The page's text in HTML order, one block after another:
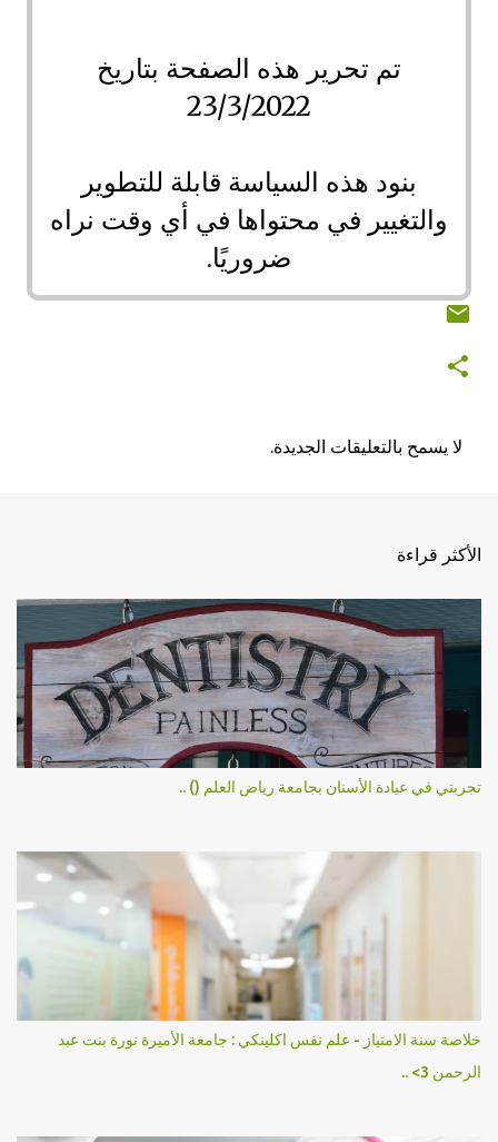
تم تحرير هذه الصفحة بتاريخ
23/3/2022
بنود هذه السياسة قابلة للتطوير
والتغيير في محتواها في أي وقت نراه
ضروريًا.
ي
ق
لا يسمح بالتعليقات الجديدة.
الأكثر قراءة
تجربتي في عيادة الأسنان بجامعة رياض العلم () ..
خلاصة سنة الامتياز - علم نفس اكلينكي : جامعة الأميرة نورة بنت عبد
الرحمن 3> ..